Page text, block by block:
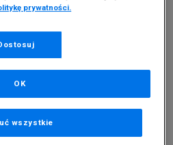
prywatności.
wszystkie
OK